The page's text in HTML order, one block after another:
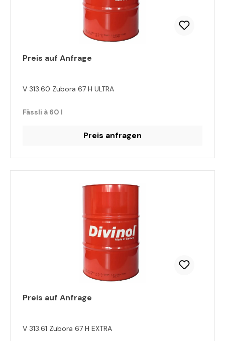
Preis auf Anfrage
V 313.60 Zubora 67 H ULTRA
Fässli à 60 l
Preis anfragen
Preis auf Anfrage
V 313.61 Zubora 67 H EXTRA